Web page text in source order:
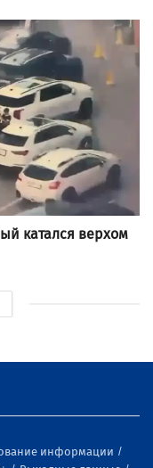
катался верхом
информации